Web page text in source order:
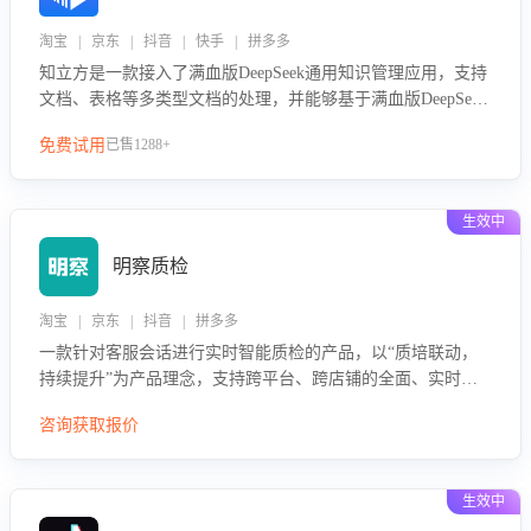
淘宝 | 京东 | 抖音 | 快手 | 拼多多
知立方是一款接入了满血版DeepSeek通用知识管理应用，支持
文档、表格等多类型文档的处理，并能够基于满血版DeepSeek
助用户高效管理和利用知识资源。通过该产品，用户可以轻松
免费试用 已售1288+
生效中
明察质检
淘宝 | 京东 | 抖音 | 拼多多
一款针对客服会话进行实时智能质检的产品，以“质培联动，
持续提升”为产品理念，支持跨平台、跨店铺的全面、实时、
队的销服能力。
咨询获取报价
生效中